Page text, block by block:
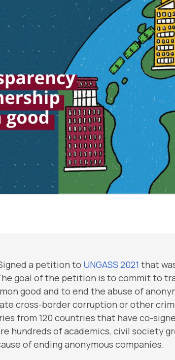
a petition to UNGASS 2021 that
goal of the petition is to commit to
good and to end the abuse of
cross-border corruption or other
from 120 countries that have co-
hundreds of academics, civil society
of ending anonymous companies.